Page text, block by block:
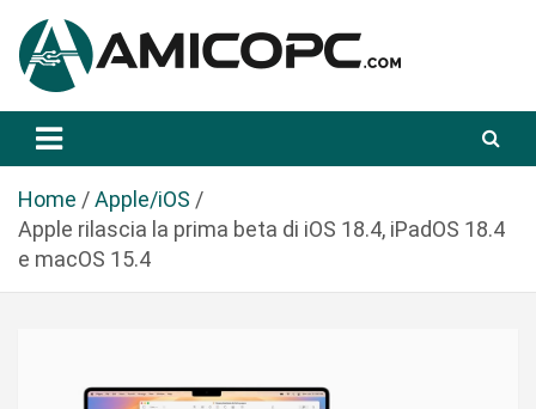
a
Amicopc.com
Home
Apple/iOS
Apple rilascia la prima beta di iOS 18.4, iPadOS 18.4
e macOS 15.4